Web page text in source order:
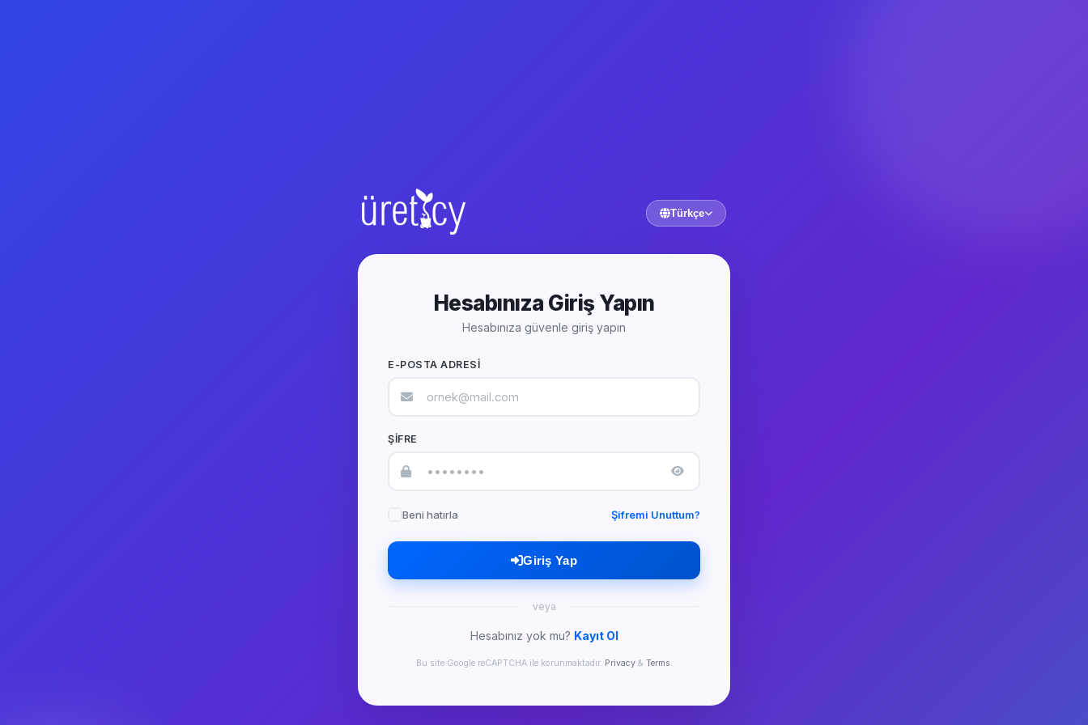
Türkçe
Hesabınıza Giriş Yapın
Hesabınıza güvenle giriş yapın
E-POSTA ADRESI
ŞIFRE
Beni hatırla Şifremi Unuttum?
Giriş Yap
veya
Hesabınız yok mu? Kayıt Ol
Bu site Google reCAPTCHA ile korunmaktadır. Privacy& Terms